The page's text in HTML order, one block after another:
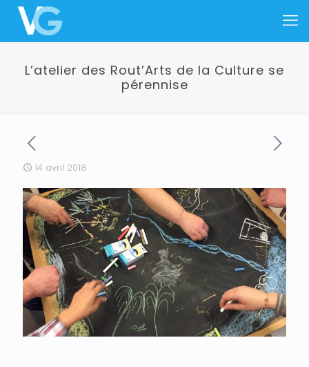
L’atelier des Rout’Arts de la Culture se
pérennise
14 avril 2018